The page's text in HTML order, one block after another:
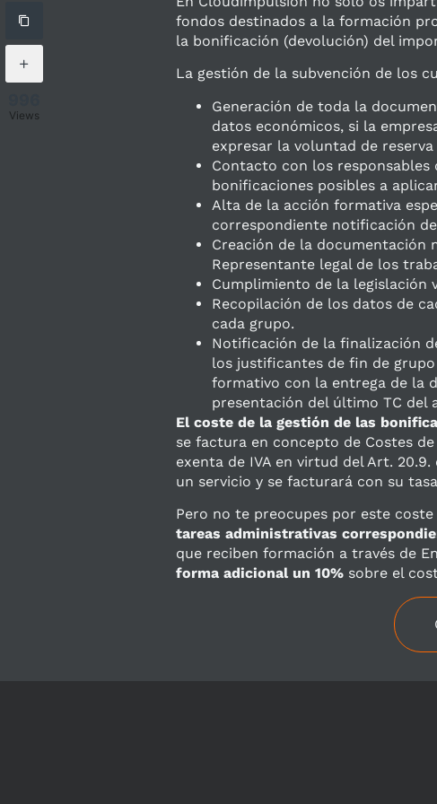
fondos destinados a la formación
la bonificación (devolución) del
La gestión de la subvención de los
Generación de toda la
datos económicos, si la
expresar la voluntad de
Contacto con los responsables
bonificaciones posibles a
Alta de la acción formativa
correspondiente notificación
Creación de la documentación
Representante legal de los
Cumplimiento de la legislación
Recopilación de los datos de
cada grupo.
Notificación de la finalización
los justificantes de fin de
formativo con la entrega de la
presentación del último TC del
El coste de la gestión de las
se factura en concepto de Costes
exenta de IVA en virtud del Art.
un servicio y se facturará con su
Pero no te preocupes por este
tareas administrativas
que reciben formación a través de
forma adicional un 10% sobre el
Views